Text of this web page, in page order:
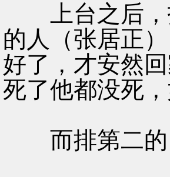
上台之后，
的人（张居正
好了，才安然
死了他都没死
而排第二的